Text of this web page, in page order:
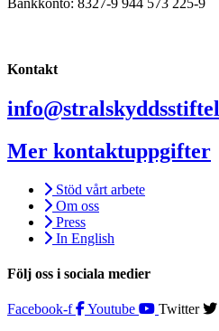
Kontakt
Mer kontaktuppgifter
Stöd vårt arbete
Om oss
Press
In English
Följ oss i sociala medier
Facebook-f Youtube
Twitter